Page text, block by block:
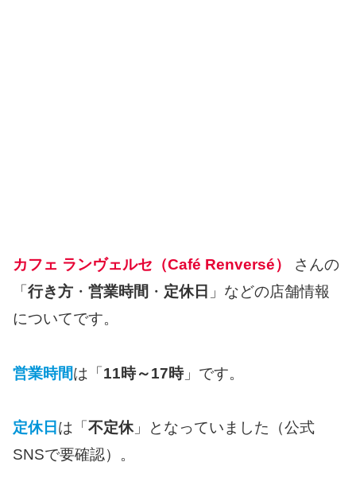
カフェ ランヴェルセ（Café Renversé）
さんの
「 行き方 ・ 営業時間 ・ 定休日 」などの店舗情報
についてです。
営業時間は「11時～17時」です。
定休日 は「不定休」となっていました（公式
SNSで要確認）。